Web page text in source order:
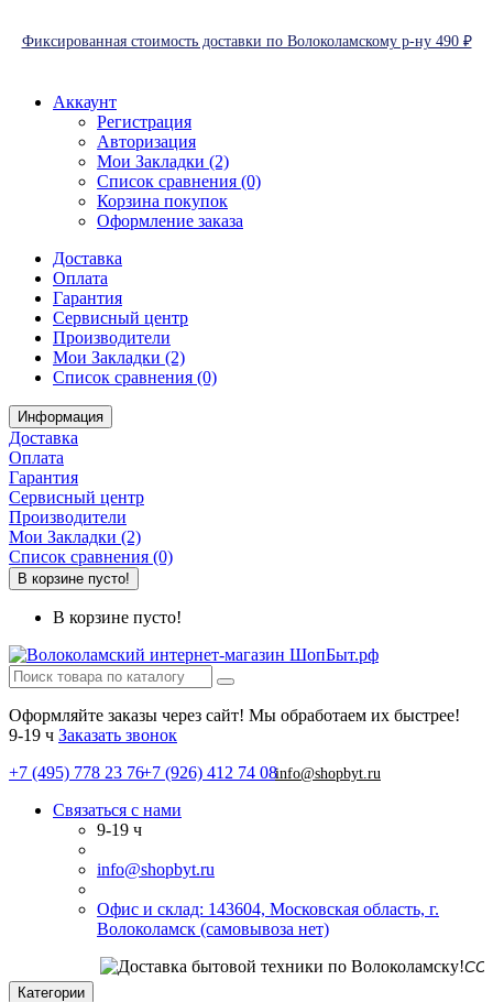
Фиксированная стоимость доставки по Волоколамскому р-ну 490 ₽
Аккаунт
Регистрация
Авторизация
Мои Закладки (2)
Список сравнения (0)
Корзина покупок
Оформление заказа
Доставка
Оплата
Гарантия
Сервисный центр
Производители
Мои Закладки (2)
Список сравнения (0)
Информация
Доставка
Оплата
Гарантия
Сервисный центр
Производители
Мои Закладки (2)
Список сравнения (0)
В корзине пусто!
В корзине пусто!
Оформляйте заказы через сайт! Мы обработаем их быстрее!
9-19 ч Заказать звонок
+7 (495) 778 23 76+7 (926) 412 74 08info@shopbyt.ru
Связаться с нами
9-19 ч
info@shopbyt.ru
Офис и склад: 143604, Московская область, г.
Волоколамск (самовывоза нет)
СО
Категории